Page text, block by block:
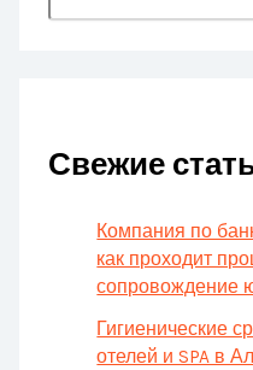
Свежие
Компания по
как проходит
сопровождение
Гигиенические
отелей и SPA в